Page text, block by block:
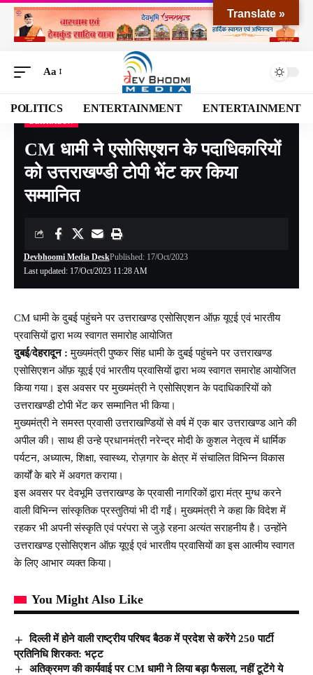
Aa
POLITICS ENTERTAINMENT ENTERTAINMENT
Devbhoomi Media>Blog>NATIONAL>UTTARAKHAND>DEHRADUN>
CM धामी ने एसोसिएशन के पदाधिकारियों
को उत्तराखण्डी टोपी भेंट कर किया
सम्मानित
Last updated: 17/Oct/2023 11:28 AM
Devbhoomi Media DeskPublished: 17/Oct/2023
CM धामी के दुबई पहुंचने पर उत्तराखण्ड एसोसिएशन ऑफ़ यूएई एवं भारतीय
प्रवासियों द्वारा भव्य स्वागत समारोह आयोजित
दुबई/देहरादून :मुख्यमंत्री पुष्कर सिंह धामी के दुबई पहुंचने पर उत्तराखण्ड
एसोसिएशन ऑफ़ यूएई एवं भारतीय प्रवासियों द्वारा भव्य स्वागत समारोह आयोजित
किया गया। इस अवसर पर मुख्यमंत्री ने एसोसिएशन के पदाधिकारियों को
उत्तराखण्डी टोपी भेंट कर सम्मानित भी किया।
मुख्यमंत्री ने समस्त प्रवासी उत्तराखण्डियों से वर्ष में एक बार उत्तराखण्ड आने की
अपील की। साथ ही उन्हे प्रधानमंत्री नरेन्द्र मोदी के कुशल नेतृत्व में धार्मिक
पर्यटन, अध्यात्म, शिक्षा, स्वास्थ्य, रोज़गार के क्षेत्र में संचालित विभिन्न विकास
कार्यों के बारे में अवगत कराया।
इस अवसर पर देवभूमि उत्तराखण्ड के प्रवासी नागरिकों द्वारा मंत्र मुग्ध करने
वाली विभिन्न सांस्कृतिक प्रस्तुतियां भी दी गईं। मुख्यमंत्री ने कहा कि विदेश में
रहकर भी अपनी संस्कृति एवं परंपरा से जुड़े रहना अत्यंत सराहनीय है। उन्होंने
उत्तराखण्ड एसोसिएशन ऑफ़ यूएई एवं भारतीय प्रवासियों का इस आत्मीय स्वागत
के लिए आभार व्यक्त किया।
You Might Also Like
दिल्ली में होने वाली राष्ट्रीय परिषद बैठक में प्रदेश से करेंगे 250 पार्टी
प्रतिनिधि शिरकत: भट्ट
अतिक्रमण की कार्यवाई पर CM धामी ने लिया बड़ा फैसला, नहीं टूटेंगे ये
Translate »